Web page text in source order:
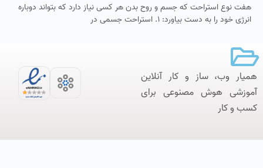
هفت نوع استراحت که جسم و روح بدن هر کسی نیاز دارد که بتواند دوباره
انرژی خود را به دست بیاورد: ۱. استراحت جسمی در
همیار وب، ساز و کار آنلاین‌
آموزشی هوش مصنوعی برای
کسب و کار